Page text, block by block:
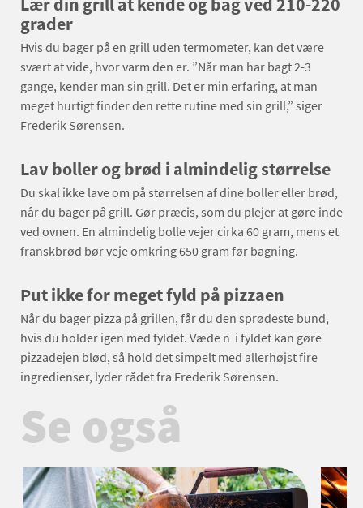
grader
Hvis du bager på en grill uden termometer, kan det være
svært at vide, hvor varm den er. ”Når man har bagt 2-3
gange, kender man sin grill. Det er min erfaring, at man
meget hurtigt finder den rette rutine med sin grill,” siger
Frederik Sørensen.
Lav boller og brød i almindelig størrelse
Du skal ikke lave om på størrelsen af dine boller eller brød,
når du bager på grill. Gør præcis, som du plejer at gøre inde
ved ovnen. En almindelig bolle vejer cirka 60 gram, mens et
franskbrød bør veje omkring 650 gram før bagning.
Put ikke for meget fyld på pizzaen
Når du bager pizza på grillen, får du den sprødeste bund,
hvis du holder igen med fyldet. Væde n i fyldet kan gøre
pizzadejen blød, så hold det simpelt med allerhøjst fire
ingredienser, lyder rådet fra Frederik Sørensen.
Se også